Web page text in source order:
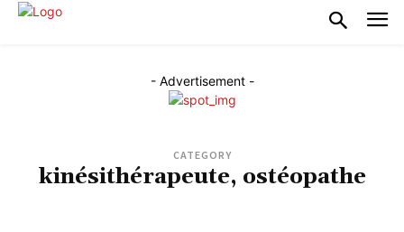
- Advertisement -
CATEGORY
kinésithérapeute, ostéopathe